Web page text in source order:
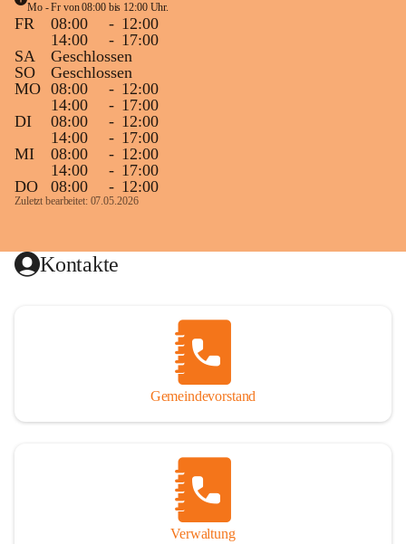
Mo - Fr von 08:00 bis 12:00 Uhr.
FR 08:00 - 12:00
14:00
- 17:00
SA
Geschlossen
SO
Geschlossen
MO 08:00 - 12:00
14:00
- 17:00
DI
08:00 - 12:00
14:00
- 17:00
MI
08:00 - 12:00
14:00
- 17:00
DO
08:00 - 12:00
Zuletzt bearbeitet: 07.05.2026
Kontakte
Gemeindevorstand
Verwaltung